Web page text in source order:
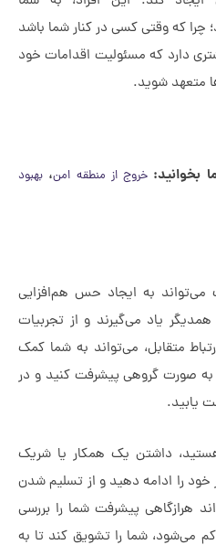
کسی در کنار شما باشد
که مسئولیت اقدامات خود
شوید.
خروج از منطقه امن،بهبود
به ایجاد حس هم‌افزایی
می‌گیرند و از تجربیات
می‌تواند به شما کمک
پیشرفت کنید و در
یک همکار یا شریک
دهید و از تسلیم شدن
پیشرفت شما را بررسی
شما را تشویق کند تا به